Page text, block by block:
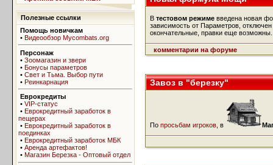
Полезные ссылки
Помощь новичкам
• Видеообзор Mycombats.org
Персонаж
• Зоомагазин и звери
• Бонусы параметров
• Свет и Тьма. Выбор пути
• Реинкарнация
Еврокредиты
• VIP-статус
• Еврокредитный заработок в
пещерах
• Еврокредитный заработок в
поединках
• Еврокредитный заработок МБК
• Аренда артефактов!
• Магазин Березка - Оптовый отдел
В тестовом режиме введена новая
зависимость от Параметров,
окончательные, правки еще возможны.
комментарии на форуме
Завоз в "березку"
По просьбам игроков , в